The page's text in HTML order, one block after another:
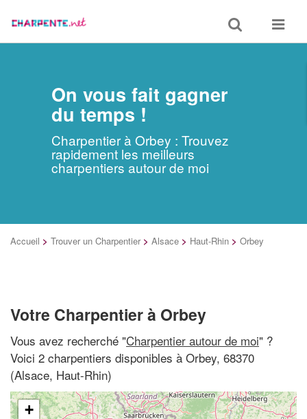
Toggle
search
Toggle
On vous fait gagner
du temps !
Charpentier à Orbey : Trouvez
rapidement les meilleurs
charpentiers autour de moi
Accueil > Trouver un Charpentier > Alsace > Haut-Rhin > Orbey
Votre Charpentier à Orbey
Vous avez recherché "Charpentier autour de moi" ?
Voici 2 charpentiers disponibles à Orbey, 68370
(Alsace, Haut-Rhin)
+